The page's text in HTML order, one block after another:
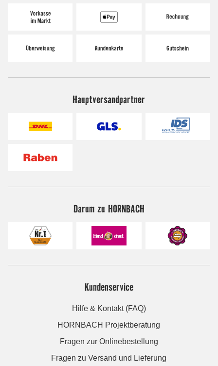
Hauptversandpartner
Darum zu HORNBACH
Kundenservice
Hilfe & Kontakt (FAQ)
HORNBACH Projektberatung
Fragen zur Onlinebestellung
Fragen zu Versand und Lieferung